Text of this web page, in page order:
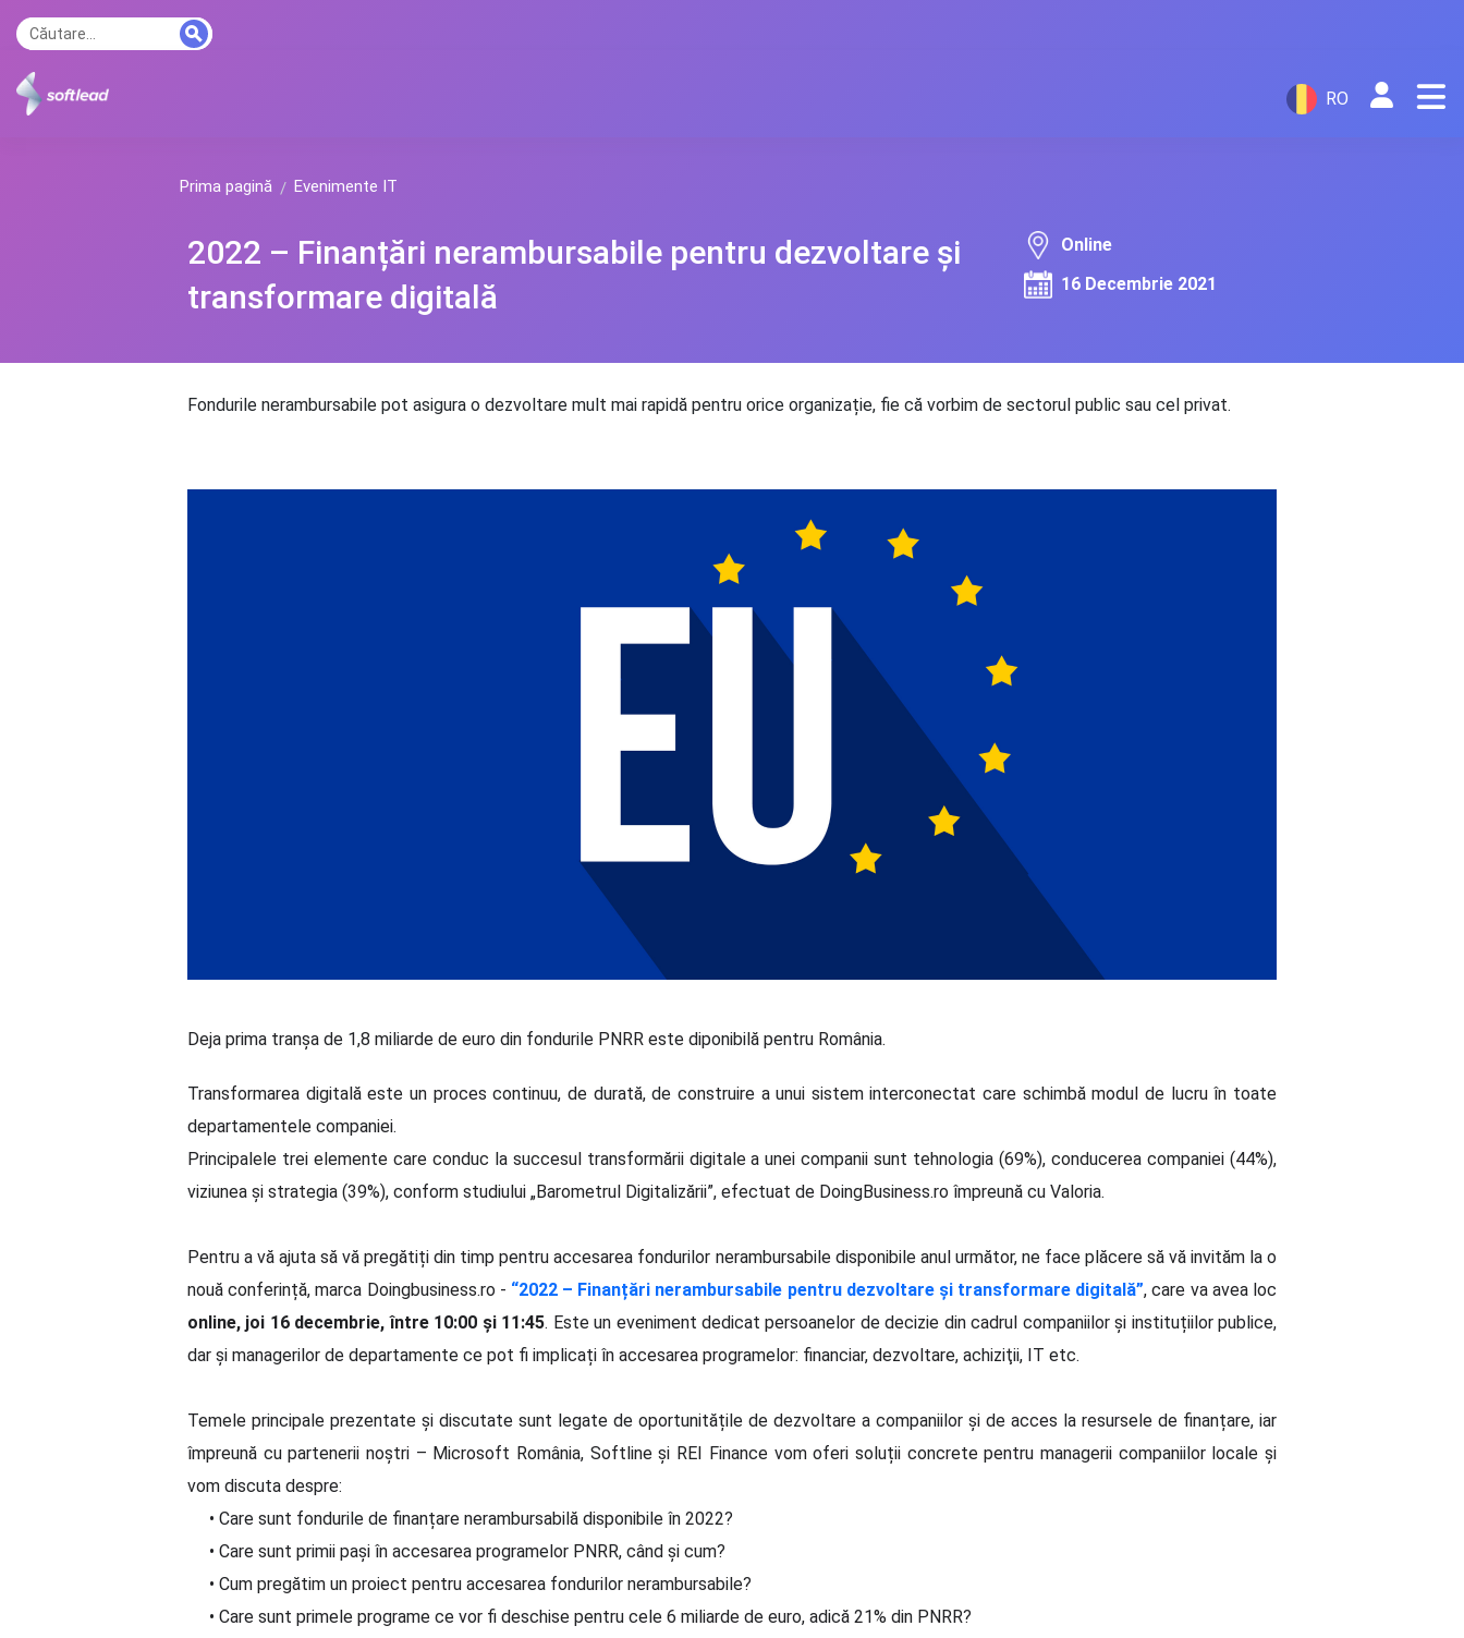
RO
Prima pagină Evenimente IT
2022 – Finanțări nerambursabile pentru dezvoltare și
transformare digitală
Online
16 Decembrie 2021
Fondurile nerambursabile pot asigura o dezvoltare mult mai rapidă pentru orice organizație, fie că vorbim de sectorul public sau cel privat.
Deja prima tranșa de 1,8 miliarde de euro din fondurile PNRR este diponibilă pentru România.
Transformarea digitală este un proces continuu, de durată, de construire a unui sistem interconectat care schimbă modul de lucru în toate
departamentele companiei.
Principalele trei elemente care conduc la succesul transformării digitale a unei companii sunt tehnologia (69%), conducerea companiei (44%),
viziunea și strategia (39%), conform studiului „Barometrul Digitalizării”, efectuat de DoingBusiness.ro împreună cu Valoria.
Pentru a vă ajuta să vă pregătiți din timp pentru accesarea fondurilor nerambursabile disponibile anul următor, ne face plăcere să vă invităm la o
nouă conferință, marca Doingbusiness.ro - “2022 – Finanțări nerambursabile pentru dezvoltare și transformare digitală”, care va avea loc
online, joi 16 decembrie, între 10:00 şi 11:45. Este un eveniment dedicat persoanelor de decizie din cadrul companiilor și instituțiilor publice,
dar și managerilor de departamente ce pot fi implicați în accesarea programelor: financiar, dezvoltare, achiziţii, IT etc.
Temele principale prezentate și discutate sunt legate de oportunitățile de dezvoltare a companiilor și de acces la resursele de finanțare, iar
împreună cu partenerii noștri – Microsoft România, Softline și REI Finance vom oferi soluții concrete pentru managerii companiilor locale și
vom discuta despre:
• Care sunt fondurile de finanțare nerambursabilă disponibile în 2022?
• Care sunt primii pași în accesarea programelor PNRR, când și cum?
• Cum pregătim un proiect pentru accesarea fondurilor nerambursabile?
• Care sunt primele programe ce vor fi deschise pentru cele 6 miliarde de euro, adică 21% din PNRR?